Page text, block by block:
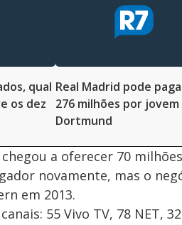
qual
os dez
Real Madrid pode
276 milhões por jovem
Dortmund
a oferecer 70
novamente, mas o
em 2013.
55 Vivo TV, 78 NET,